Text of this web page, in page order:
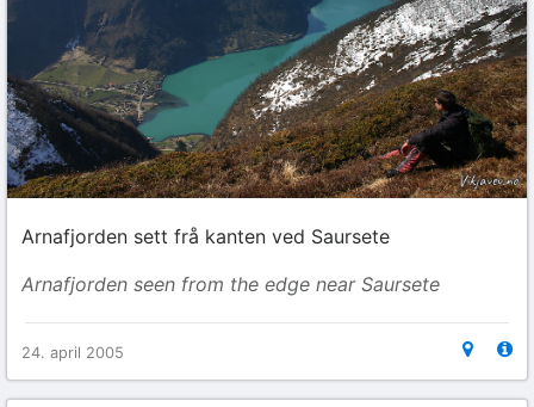
Arnafjorden sett frå kanten ved Saursete
Arnafjorden seen from the edge near Saursete
24. april 2005